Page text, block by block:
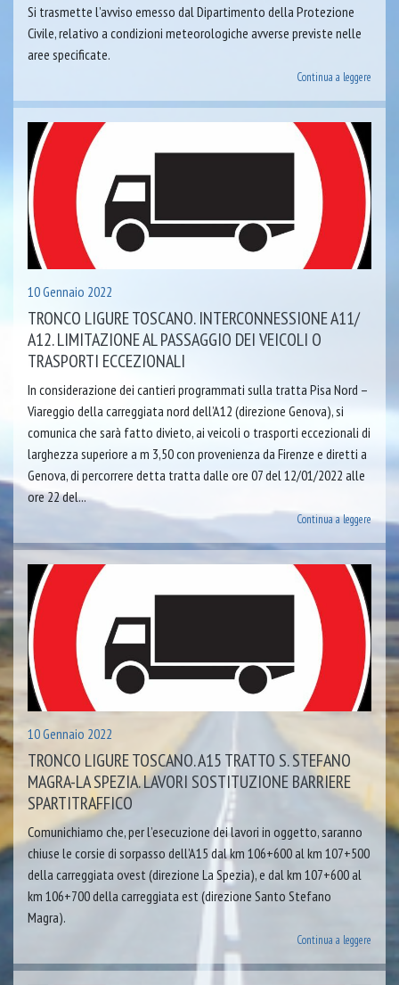
Si trasmette l’avviso emesso dal Dipartimento della Protezione
Civile, relativo a condizioni meteorologiche avverse previste nelle
aree specificate.
Continua a leggere
10 Gennaio 2022
TRONCO LIGURE TOSCANO. INTERCONNESSIONE A11/
A12. LIMITAZIONE AL PASSAGGIO DEI VEICOLI O
TRASPORTI ECCEZIONALI
In considerazione dei cantieri programmati sulla tratta Pisa Nord –
Viareggio della carreggiata nord dell’A12 (direzione Genova), si
comunica che sarà fatto divieto, ai veicoli o trasporti eccezionali di
larghezza superiore a m 3,50 con provenienza da Firenze e diretti a
Genova, di percorrere detta tratta dalle ore 07 del 12/01/2022 alle
ore 22 del...
Continua a leggere
10 Gennaio 2022
TRONCO LIGURE TOSCANO. A15 TRATTO S. STEFANO
MAGRA-LA SPEZIA. LAVORI SOSTITUZIONE BARRIERE
SPARTITRAFFICO
Comunichiamo che, per l’esecuzione dei lavori in oggetto, saranno
chiuse le corsie di sorpasso dell’A15 dal km 106+600 al km 107+500
della carreggiata ovest (direzione La Spezia), e dal km 107+600 al
km 106+700 della carreggiata est (direzione Santo Stefano
Magra).
Continua a leggere